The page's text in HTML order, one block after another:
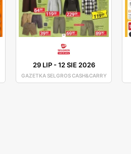
29 LIP-12 SIE 2026
GAZETKA SELGROS CASH&CARRY